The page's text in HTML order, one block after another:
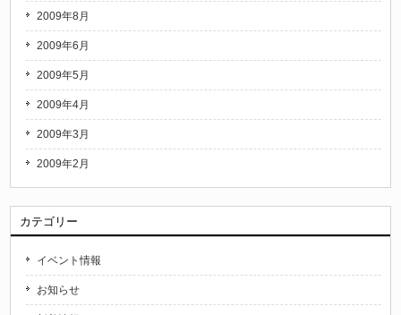
2009年8月
2009年6月
2009年5月
2009年4月
2009年3月
2009年2月
カテゴリー
イベント情報
お知らせ